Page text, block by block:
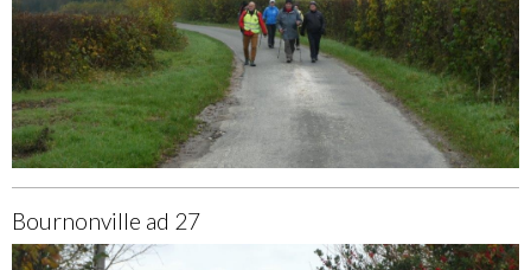
Bournonville ad 27